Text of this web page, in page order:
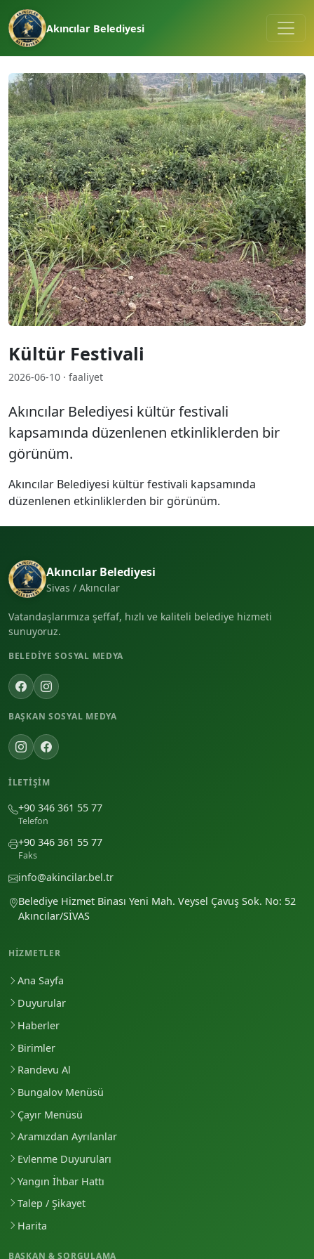
Akıncılar Belediyesi
Kültür Festivali
2026-06-10 · faaliyet
Akıncılar Belediyesi kültür festivali
kapsamında düzenlenen etkinliklerden bir
görünüm.
Akıncılar Belediyesi kültür festivali kapsamında
düzenlenen etkinliklerden bir görünüm.
Akıncılar Belediyesi
Sivas / Akıncılar
Vatandaşlarımıza şeffaf, hızlı ve kaliteli belediye hizmeti
sunuyoruz.
BELEDIYE SOSYAL MEDYA
BAŞKAN SOSYAL MEDYA
İLETIŞIM
+90 346 361 55 77
Telefon
+90 346 361 55 77
Faks
info@akincilar.bel.tr
Belediye Hizmet Binası Yeni Mah. Veysel Çavuş Sok. No: 52
Akıncılar/SİVAS
HIZMETLER
Ana Sayfa
Duyurular
Haberler
Birimler
Randevu Al
Bungalov Menüsü
Çayır Menüsü
Aramızdan Ayrılanlar
Evlenme Duyuruları
Yangın İhbar Hattı
Talep / Şikayet
Harita
BAŞKAN & SORGULAMA